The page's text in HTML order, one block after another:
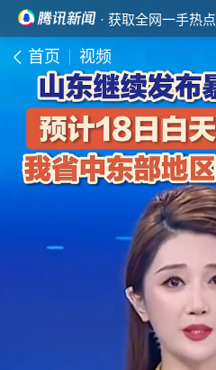
· 获取全网一手热点
首页 视频